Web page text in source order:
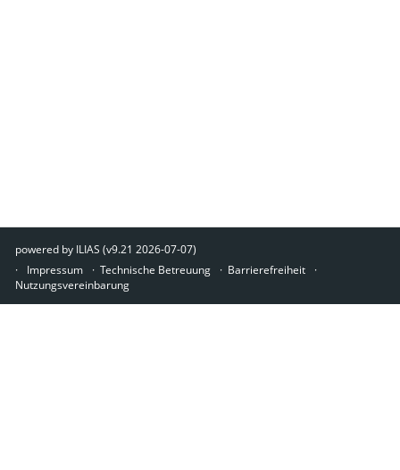
powered by ILIAS (v9.21 2026-07-07)
Impressum
Technische Betreuung
Barrierefreiheit
Nutzungsvereinbarung